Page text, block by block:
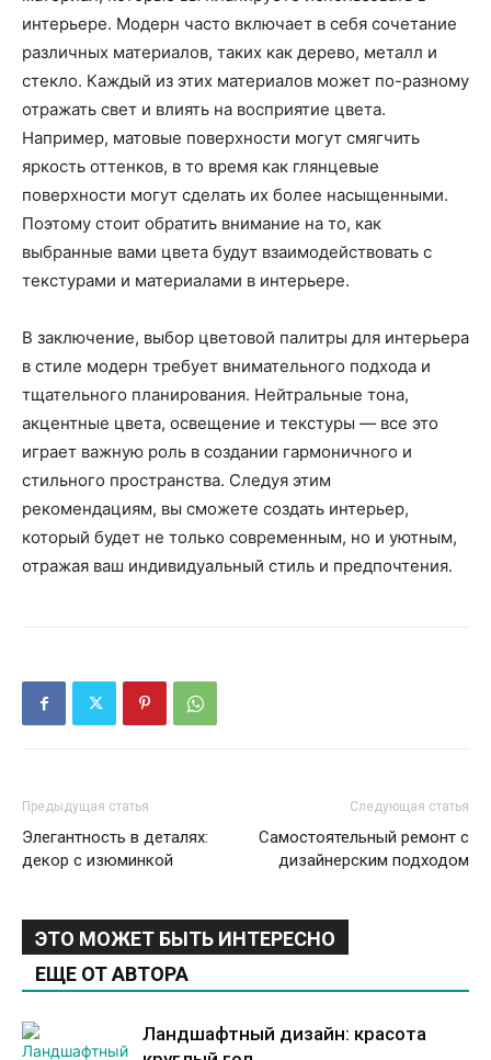
интерьере. Модерн часто включает в себя сочетание
различных материалов, таких как дерево, металл и
стекло. Каждый из этих материалов может по-разному
отражать свет и влиять на восприятие цвета.
Например, матовые поверхности могут смягчить
яркость оттенков, в то время как глянцевые
поверхности могут сделать их более насыщенными.
Поэтому стоит обратить внимание на то, как
выбранные вами цвета будут взаимодействовать с
текстурами и материалами в интерьере.
В заключение, выбор цветовой палитры для интерьера
в стиле модерн требует внимательного подхода и
тщательного планирования. Нейтральные тона,
акцентные цвета, освещение и текстуры — все это
играет важную роль в создании гармоничного и
стильного пространства. Следуя этим
рекомендациям, вы сможете создать интерьер,
который будет не только современным, но и уютным,
отражая ваш индивидуальный стиль и предпочтения.
Предыдущая статья
Элегантность в деталях:
декор с изюминкой
Следующая статья
Самостоятельный ремонт с
дизайнерским подходом
ЭТО МОЖЕТ БЫТЬ ИНТЕРЕСНО
ЕЩЕ ОТ АВТОРА
Ландшафтный дизайн: красота